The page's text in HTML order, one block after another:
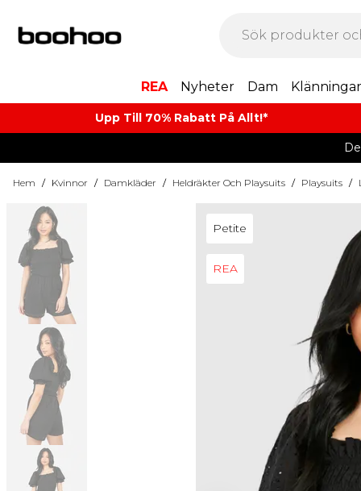
REA Nyheter Dam Klänningar
Upp Till 70% Rabatt På Allt!*
Hem / Kvinnor / Damkläder / Heldräkter Och Playsuits / Playsuits /
Petite
REA